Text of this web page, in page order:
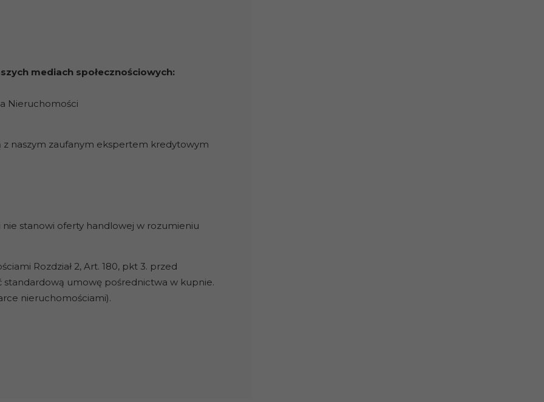
mediach społecznościowych:
Nieruchomości
z naszym zaufanym ekspertem kredytowym
stanowi oferty handlowej w rozumieniu
Rozdział 2, Art. 180, pkt 3. przed
umowę pośrednictwa w kupnie.
nieruchomościami).